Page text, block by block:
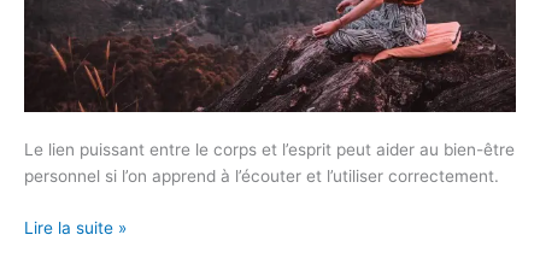
Le lien puissant entre le corps et l’esprit peut aider au bien-être
personnel si l’on apprend à l’écouter et l’utiliser correctement.
Lire la suite »